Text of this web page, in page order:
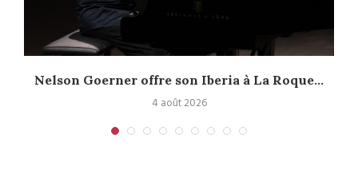
Nelson Goerner offre son Iberia à La Roque...
4 août 2026